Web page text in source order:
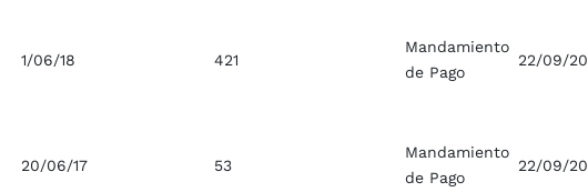
1/06/18 421
Mandamiento
de Pago
22/09/20
20/06/17 53
Mandamiento
de Pago
22/09/20